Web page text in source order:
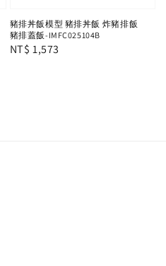
豬排丼飯模型 豬排丼飯 炸豬排飯
豬排蓋飯-IMFC025104B
Regular
NT$ 1,573